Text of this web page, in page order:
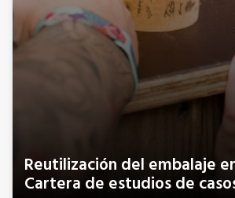
Reutilización del embalaje
Cartera de estudios de